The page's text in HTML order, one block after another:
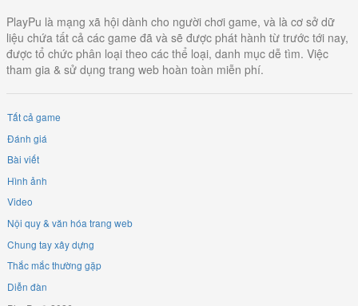
PlayPu là mạng xã hội dành cho người chơi game, và là cơ sở dữ
liệu chứa tất cả các game đã và sẽ được phát hành từ trước tới nay,
được tổ chức phân loại theo các thể loại, danh mục dễ tìm. Việc
tham gia & sử dụng trang web hoàn toàn miễn phí.
Tất cả game
Đánh giá
Bài viết
Hình ảnh
Video
Nội quy & văn hóa trang web
Chung tay xây dựng
Thắc mắc thường gặp
Diễn đàn